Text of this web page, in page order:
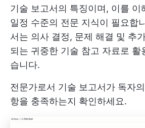
기술 보고서의 특징이며, 이를 이
일정 수준의 전문 지식이 필요합
서는 의사 결정, 문제 해결 및 추
되는 귀중한 기술 참고 자료로 활
습니다.
전문가로서 기술 보고서가 독자
항을 충족하는지 확인하세요.